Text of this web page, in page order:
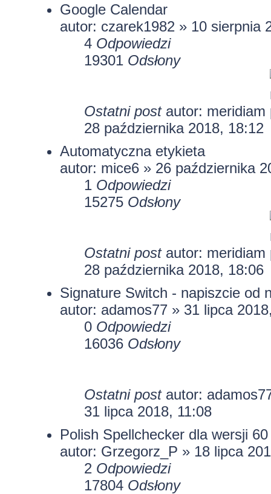
Google Calendar
autor: czarek1982» 10 sierpnia
4 Odpowiedzi
19301 Odsłony
Ostatni post autor: meridiam
28 października 2018, 18:12
Automatyczna etykieta
autor: mice6» 26 października
1 Odpowiedzi
15275 Odsłony
Ostatni post autor: meridiam
28 października 2018, 18:06
Signature Switch - napiszcie od
autor: adamos77» 31 lipca
0 Odpowiedzi
16036 Odsłony
Ostatni post autor:
31 lipca 2018, 11:08
Polish Spellchecker dla wersji 60
autor: Grzegorz_P » 18 lipca
2 Odpowiedzi
17804 Odsłony